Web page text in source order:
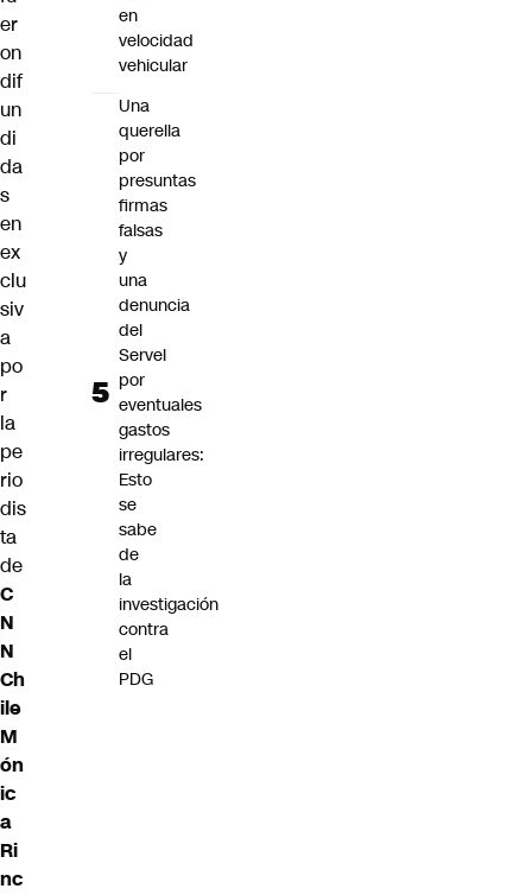
er
on
dif
un
di
da
s
en
ex
clu
siv
a
po
r
la
pe
rio
dis
ta
de
C
N
N
Ch
ile
M
ón
ic
a
Ri
nc
en
velocidad
vehicular
Una
querella
por
presuntas
firmas
falsas
y
una
denuncia
del
Servel
por
eventuales
gastos
irregulares:
Esto
se
sabe
de
la
investigación
contra
el
PDG